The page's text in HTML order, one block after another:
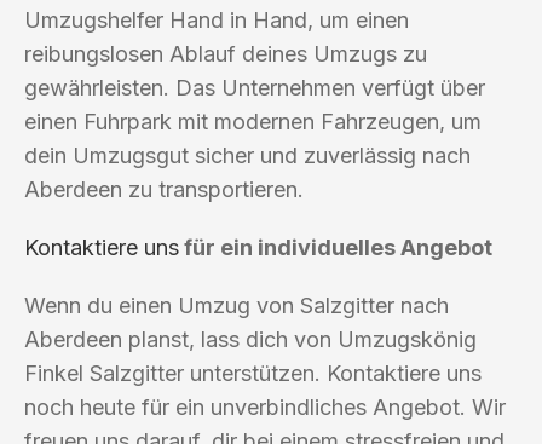
Umzugshelfer Hand in Hand, um einen
reibungslosen Ablauf deines Umzugs zu
gewährleisten. Das Unternehmen verfügt über
einen Fuhrpark mit modernen Fahrzeugen, um
dein Umzugsgut sicher und zuverlässig nach
Aberdeen zu transportieren.
Kontaktiere unsfür ein individuelles Angebot
Wenn du einen Umzug von Salzgitter nach
Aberdeen planst, lass dich von Umzugskönig
Finkel Salzgitter unterstützen. Kontaktiere uns
noch heute für ein unverbindliches Angebot. Wir